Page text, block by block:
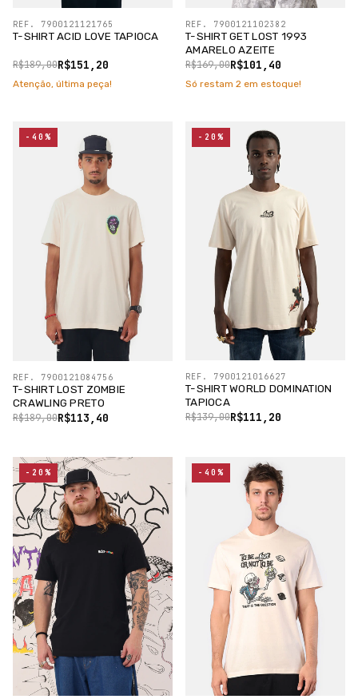
T-SHIRT ACID LOVE TAPIOCA
R$151,20
R$189,00
REF. 7900121121765
Atenção, última peça!
T-SHIRT GET LOST 1993
AMARELO AZEITE
R$101,40
R$169,00
REF. 7900121102382
Só restam 2 em estoque!
T-SHIRT LOST ZOMBIE
CRAWLING PRETO
R$113,40
R$189,00
REF. 7900121084756
-40%
T-SHIRT WORLD DOMINATION
TAPIOCA
R$111,20
R$139,00
REF. 7900121016627
-20%
-20% -40%